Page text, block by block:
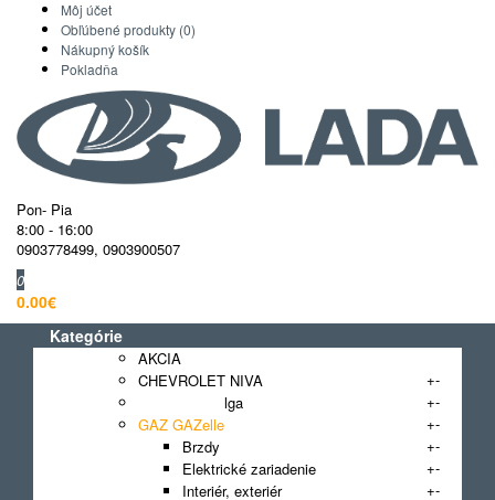
Môj účet
Obľúbené produkty (0)
Nákupný košík
Pokladňa
Pon- Pia
8:00 - 16:00
0903778499, 0903900507
0
0.00€
Kategórie
AKCIA
CHEVROLET NIVA
+-
GAZ 3110 Volga
+-
GAZ GAZelle
+-
Brzdy
+-
Elektrické zariadenie
+-
Interiér, exteriér
+-